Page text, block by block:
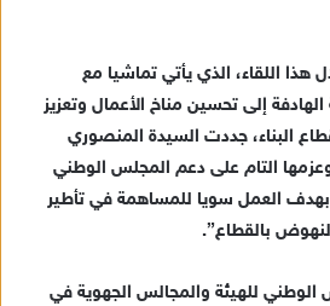
هذا اللقاء، الذي يأتي تماشيا مع
إلى تحسين مناخ الأعمال وتعزيز
البناء، جددت السيدة المنصوري
وعزمها التام على دعم المجلس الوطني
بهدف العمل سويا للمساهمة في تأطير
بالقطاع”.
للهيئة والمجالس الجهوية في